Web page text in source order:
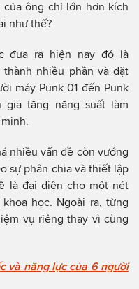
ông chỉ lớn hơn kích
như thế?
đưa ra hiện nay đó là
nhiều phần và đặt
máy Punk 01 đến Punk
tăng năng suất làm
nhiều vấn đề còn vướng
sự phân chia và thiết lập
là đại diện cho một nét
học. Ngoài ra, từng
vụ riêng thay vì cùng
và năng lực của 6 người